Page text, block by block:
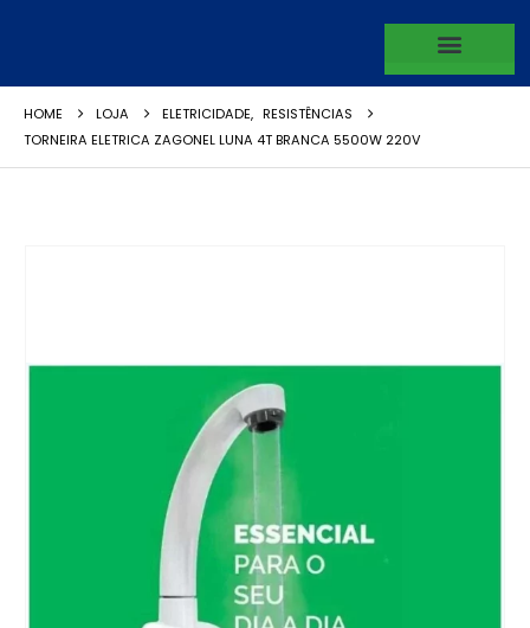
HOME LOJA ELETRICIDADE, RESISTÊNCIAS
TORNEIRA ELETRICA ZAGONEL LUNA 4T BRANCA 5500W 220V